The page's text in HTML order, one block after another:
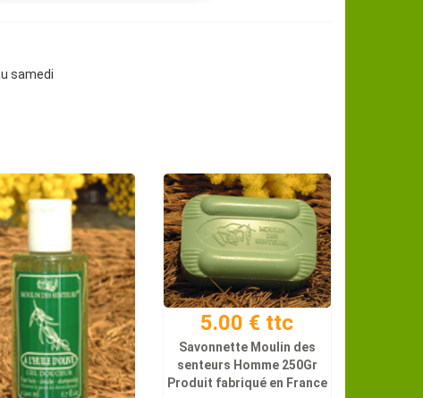
samedi
5.00 € ttc
Savonnette Moulin des
senteurs Homme 250Gr
Produit fabriqué en France